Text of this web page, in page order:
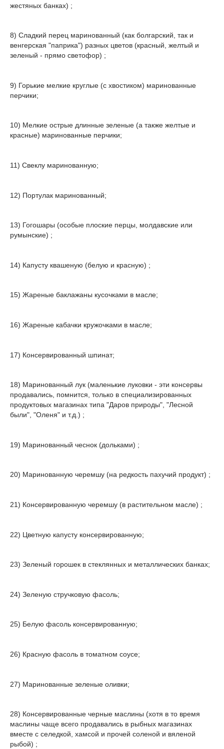
жестяных банках) ;
8) Сладкий перец маринованный (как болгарский, так и
венгерская "паприка") разных цветов (красный, желтый и
зеленый - прямо светофор) ;
9) Горькие мелкие круглые (с хвостиком) маринованные
перчики;
10) Мелкие острые длинные зеленые (а также желтые и
красные) маринованные перчики;
11) Свеклу маринованную;
12) Портулак маринованный;
13) Гогошары (особые плоские перцы, молдавские или
румынские) ;
14) Капусту квашеную (белую и красную) ;
15) Жареные баклажаны кусочками в масле;
16) Жареные кабачки кружочками в масле;
17) Консервированный шпинат;
18) Маринованный лук (маленькие луковки - эти консервы
продавались, помнится, только в специализированных
продуктовых магазинах типа "Даров природы", "Лесной
были", "Оленя" и т.д.) ;
19) Маринованный чеснок (дольками) ;
20) Маринованную черемшу (на редкость пахучий продукт) ;
21) Консервированную черемшу (в растительном масле) ;
22) Цветную капусту консервированную;
23) Зеленый горошек в стеклянных и металлических банках;
24) Зеленую стручковую фасоль;
25) Белую фасоль консервированную;
26) Красную фасоль в томатном соусе;
27) Маринованные зеленые оливки;
28) Консервированные черные маслины (хотя в то время
маслины чаще всего продавались в рыбных магазинах
вместе с селедкой, хамсой и прочей соленой и вяленой
рыбой) ;